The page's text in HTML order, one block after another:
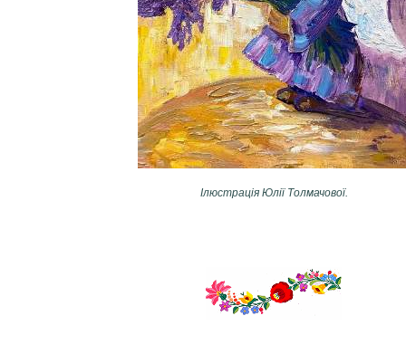
Ілюстрація Юлії Толмачової.